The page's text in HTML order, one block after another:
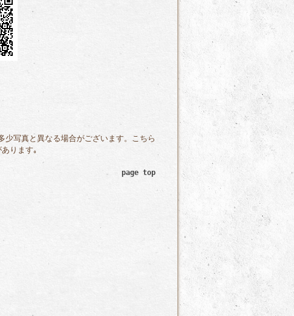
写真と異なる場合がございます。こちら
ります｡
page top